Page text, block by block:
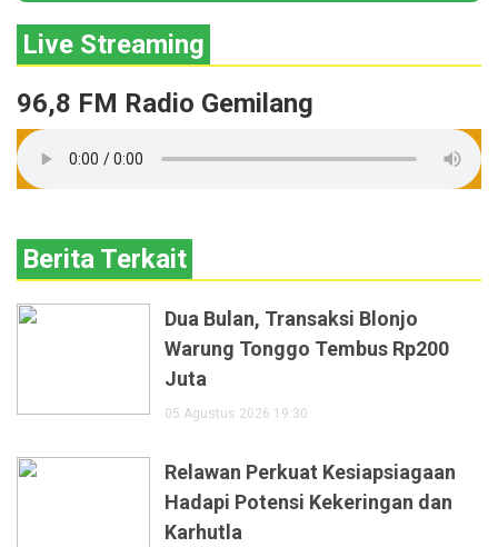
Live Streaming
96,8 FM Radio Gemilang
Berita Terkait
Dua Bulan, Transaksi Blonjo
Warung Tonggo Tembus Rp200
Juta
05 Agustus 2026 19:30
Relawan Perkuat Kesiapsiagaan
Hadapi Potensi Kekeringan dan
Karhutla